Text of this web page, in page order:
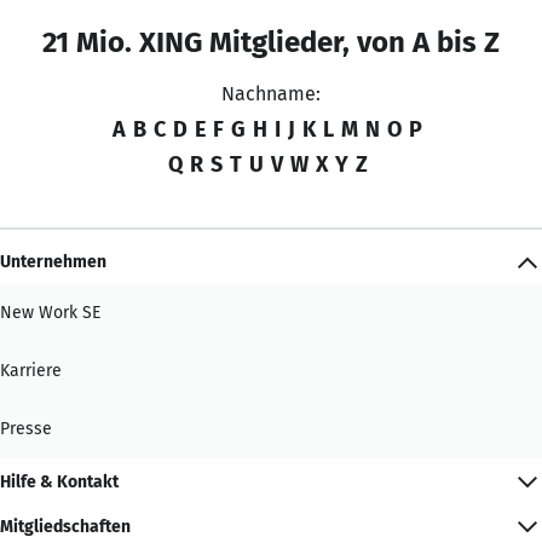
21 Mio. XING Mitglieder, von A bis Z
Nachname:
A B C D E F G H I J K L M N O P
Q R S T U V W X Y Z
Unternehmen
New Work SE
Karriere
Presse
Hilfe & Kontakt
Mitgliedschaften